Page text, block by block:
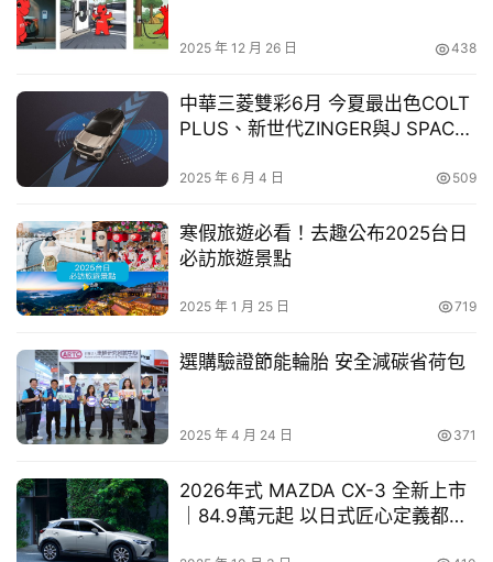
買
幫
界
玩
C
A
Close Ad
版權屬於跨界玩Car。发布者：medi，转转请注明出处：
https://playcarcare.com/index.php/13561.html
2025 年 12 月 26 日 438
中華三菱雙彩6月 今夏最出色COLT
PLUS、新世代ZINGER與J SPACE
2025 年 6 月 4 日 509
寒假旅遊必看！去趣公布2025台日
必訪旅遊景點
2025 年 1 月 25 日 719
選購驗證節能輪胎 安全減碳省荷包
2025 年 4 月 24 日 371
2026年式 MAZDA CX-3 全新上市
｜84.9萬元起 以日式匠心定義都會